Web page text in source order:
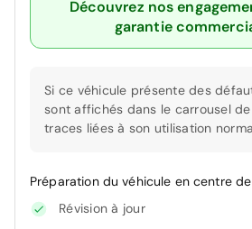
Découvrez nos
garantie
Si ce véhicule présente des
sont affichés dans le carrousel
traces liées à son utilisation
Préparation du véhicule en centre
Révision à jour